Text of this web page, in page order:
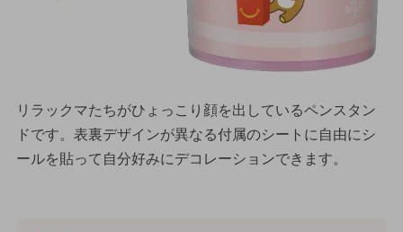
リラックマたちがひょっこり顔を出しているペンスタン
ドです。表裏デザインが異なる付属のシートに自由にシ
ールを貼って自分好みにデコレーションできます。